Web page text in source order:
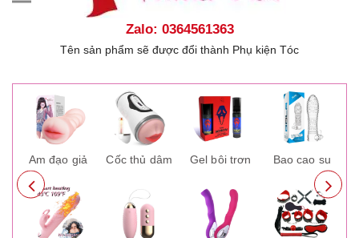
Zalo: 0364561363
Tên sản phẩm sẽ được đổi thành Phụ kiện Tóc
Âm đạo giả Cốc thủ dâm Gel bôi trơn Bao cao su